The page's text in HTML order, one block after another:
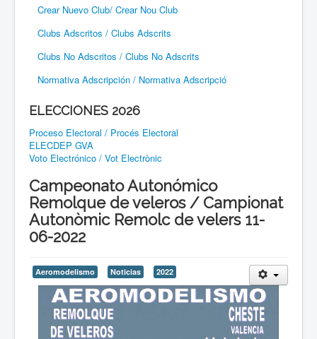
Crear Nuevo Club/ Crear Nou Club
Clubs Adscritos / Clubs Adscrits
Clubs No Adscritos / Clubs No Adscrits
Normativa Adscripción / Normativa Adscripció
ELECCIONES 2026
Proceso Electoral / Procés Electoral
ELECDEP GVA
Voto Electrónico / Vot Electrònic
Campeonato Autonómico
Remolque de veleros / Campionat
Autonòmic Remolc de velers 11-
06-2022
Aeromodelismo Noticias 2022